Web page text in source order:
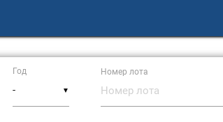
▼
Год Номер лота